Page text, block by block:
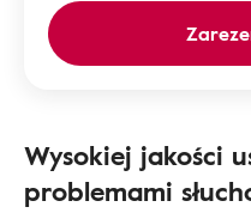
Wysokiej jakości
problemami